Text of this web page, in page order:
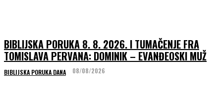
BIBLIJSKA PORUKA 8. 8. 2026. I TUMAČENJE FRA
TOMISLAVA PERVANA: DOMINIK – EVANĐEOSKI MUŽ
BIBLIJSKA PORUKA DANA 08/08/2026